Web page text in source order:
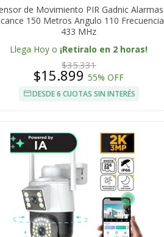
de Movimiento PIR Gadnic Alarmas
150 Metros Angulo 110 Frecuencia
433 MHz
Llega Hoy o ¡Retiralo en 2 horas!
$35.331
$15.89955% OFF
DESDE 6 CUOTAS SIN INTERÉS